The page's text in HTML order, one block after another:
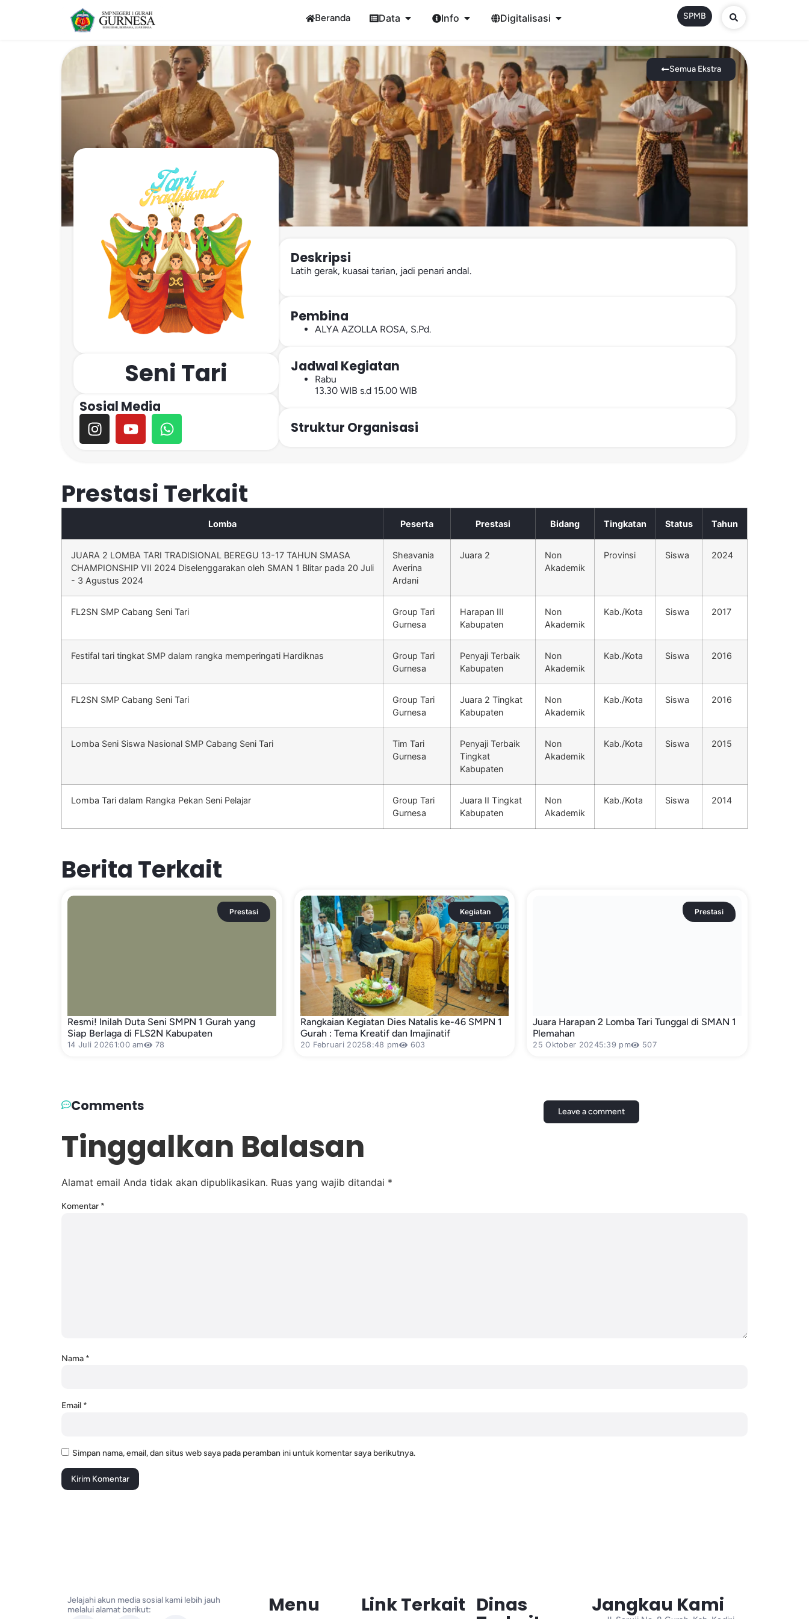
Beranda Data Info Digitalisasi SPMB
Semua Ekstra
Seni Tari
Sosial Media
Deskripsi
Latih gerak, kuasai tarian, jadi penari andal.
Pembina
ALYA AZOLLA ROSA, S.Pd.
Jadwal Kegiatan
Rabu
13.30 WIB s.d 15.00 WIB
Struktur Organisasi
Prestasi Terkait
Lomba Peserta Prestasi Bidang Tingkatan Status Tahun
JUARA 2 LOMBA TARI TRADISIONAL BEREGU 13-17 TAHUN SMASA
CHAMPIONSHIP VII 2024 Diselenggarakan oleh SMAN 1 Blitar pada 20 Juli
- 3 Agustus 2024
Sheavania
Averina
Ardani
Juara 2
Non
Akademik
Provinsi Siswa 2024
FL2SN SMP Cabang Seni Tari
Group Tari
Gurnesa
Harapan III
Kabupaten
Non
Akademik
Kab./Kota Siswa 2017
Festifal tari tingkat SMP dalam rangka memperingati Hardiknas
Group Tari
Gurnesa
Penyaji Terbaik
Kabupaten
Non
Akademik
Kab./Kota Siswa 2016
FL2SN SMP Cabang Seni Tari
Group Tari
Gurnesa
Juara 2 Tingkat
Kabupaten
Non
Akademik
Kab./Kota Siswa 2016
Lomba Seni Siswa Nasional SMP Cabang Seni Tari
Tim Tari
Gurnesa
Penyaji Terbaik
Tingkat
Kabupaten
Non
Akademik
Kab./Kota Siswa 2015
Lomba Tari dalam Rangka Pekan Seni Pelajar
Group Tari
Gurnesa
Juara II Tingkat
Kabupaten
Non
Akademik
Kab./Kota Siswa 2014
Berita Terkait
Prestasi
Resmi! Inilah Duta Seni SMPN 1 Gurah yang
Siap Berlaga di FLS2N Kabupaten
14 Juli 20261:00 am 78
Kegiatan
Rangkaian Kegiatan Dies Natalis ke-46 SMPN 1
Gurah : Tema Kreatif dan Imajinatif
20 Februari 20258:48 pm 603
Prestasi
Juara Harapan 2 Lomba Tari Tunggal di SMAN 1
Plemahan
25 Oktober 20245:39 pm 507
Comments Leave a comment
Tinggalkan Balasan
Alamat email Anda tidak akan dipublikasikan. Ruas yang wajib ditandai *
Komentar *
Nama *
Email *
Simpan nama, email, dan situs web saya pada peramban ini untuk komentar saya berikutnya.
Jelajahi akun media sosial kami lebih jauh
melalui alamat berikut:
Menu Link Terkait Dinas Jangkau Kami